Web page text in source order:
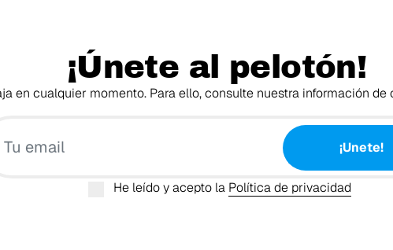
¡Únete al pelotón!
en cualquier momento. Para ello, consulte nuestra información
¡Unete!
He leído y acepto la Política de privacidad